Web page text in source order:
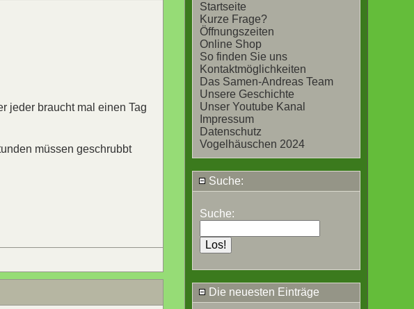
Startseite
Kurze Frage?
Öffnungszeiten
Online Shop
So finden Sie uns
Kontaktmöglichkeiten
Das Samen-Andreas Team
Unsere Geschichte
Unser Youtube Kanal
Impressum
Datenschutz
Vogelhäuschen 2024
Suche:
Suche:
Die neuesten Einträge
jeder braucht mal einen Tag
müssen geschrubbt